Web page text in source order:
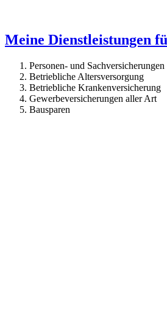
Meine Dienstleistungen
Personen- und
Betriebliche Altersversorgung
Betriebliche Krankenversicherung
Gewerbeversicherungen aller Art
Bausparen